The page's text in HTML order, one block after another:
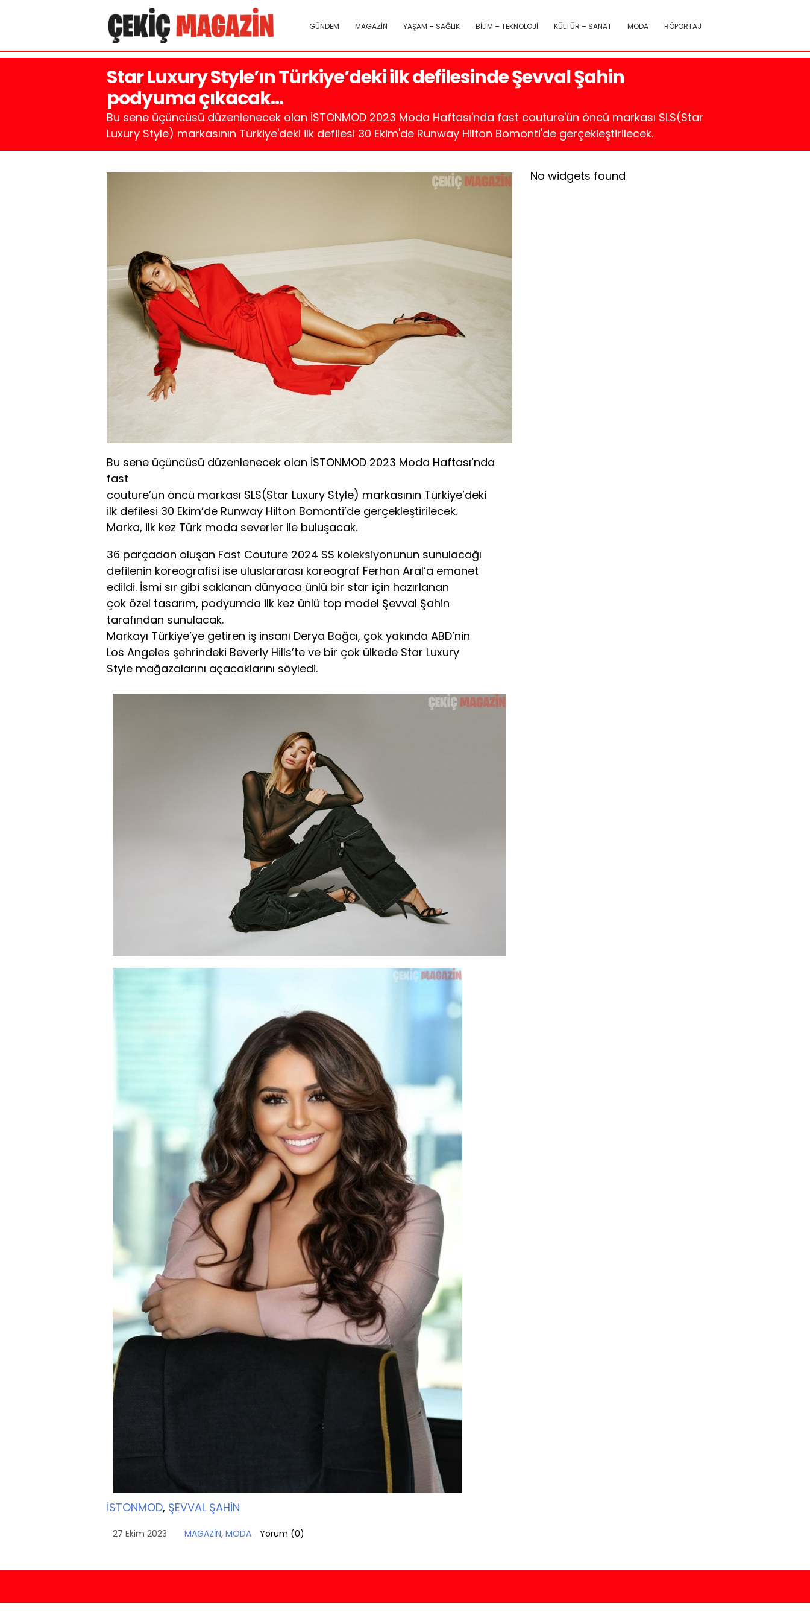
GÜNDEM MAGAZİN YAŞAM – SAĞLIK BİLİM – TEKNOLOJİ KÜLTÜR – SANAT MODA RÖPORTAJ
Star Luxury Style’ın Türkiye’deki ilk defilesinde Şevval Şahin
podyuma çıkacak…
Bu sene üçüncüsü düzenlenecek olan İSTONMOD 2023 Moda Haftası'nda fast couture'ün öncü markası SLS(Star
Luxury Style) markasının Türkiye'deki ilk defilesi 30 Ekim'de Runway Hilton Bomonti'de gerçekleştirilecek.
Bu sene üçüncüsü düzenlenecek olan İSTONMOD 2023 Moda Haftası’nda
fast
couture’ün öncü markası SLS(Star Luxury Style) markasının Türkiye’deki
ilk defilesi 30 Ekim’de Runway Hilton Bomonti’de gerçekleştirilecek.
Marka, ilk kez Türk moda severler ile buluşacak.
36 parçadan oluşan Fast Couture 2024 SS koleksiyonunun sunulacağı
defilenin koreografisi ise uluslararası koreograf Ferhan Aral’a emanet
edildi. İsmi sır gibi saklanan dünyaca ünlü bir star için hazırlanan
çok özel tasarım, podyumda ilk kez ünlü top model Şevval Şahin
tarafından sunulacak.
Markayı Türkiye’ye getiren iş insanı Derya Bağcı, çok yakında ABD’nin
Los Angeles şehrindeki Beverly Hills’te ve bir çok ülkede Star Luxury
Style mağazalarını açacaklarını söyledi.
İSTONMOD, ŞEVVAL ŞAHİN
27 Ekim 2023 MAGAZİN, MODA Yorum (0)
No widgets found